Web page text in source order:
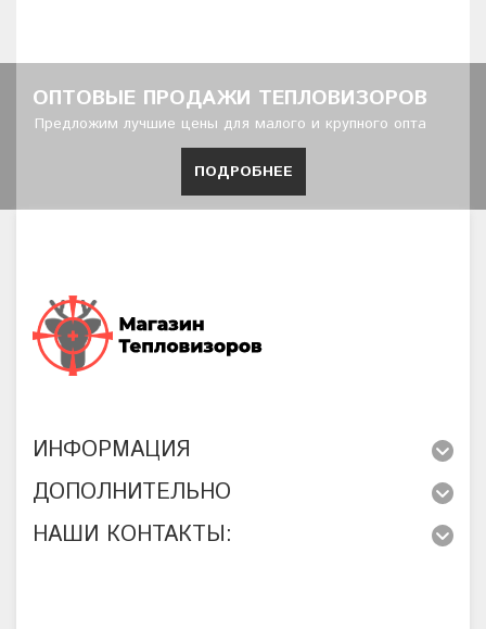
ОПТОВЫЕ ПРОДАЖИ ТЕПЛОВИЗОРОВ
Предложим лучшие цены для малого и крупного опта
ПОДРОБНЕЕ
ИНФОРМАЦИЯ
ДОПОЛНИТЕЛЬНО
НАШИ КОНТАКТЫ: